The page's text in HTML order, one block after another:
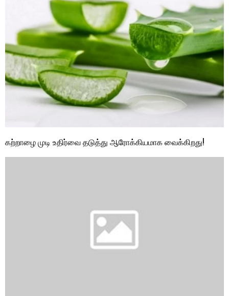
கற்றாழை முடி உதிர்வை தடுத்து ஆரோக்கியமாக வைக்கிறது!